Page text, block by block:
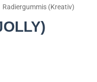
Radiergummis (Kreativ)